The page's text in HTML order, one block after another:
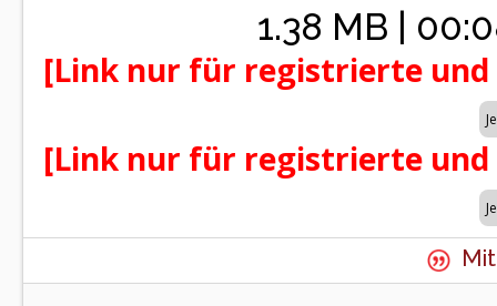
1.38 MB |
[Link nur für registrierte
[Link nur für registrierte